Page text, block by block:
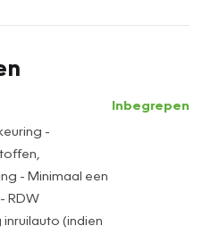
Selecteer uw
WIFI-hotspot is een
én passagiers! Met
u het volume of het
op het stuurwiel.
u tijdens het in- en
voorzien van WIFI-hotspot,
-
- Minimaal een
RDW
(indien
Inbegrepen